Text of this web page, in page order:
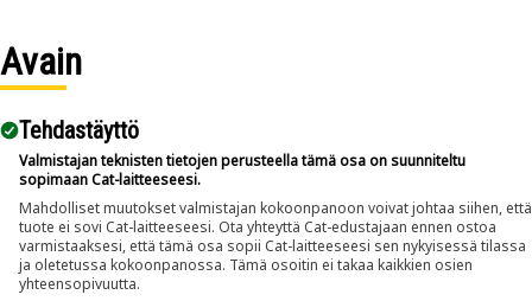
Avain
Tehdastäyttö
Valmistajan teknisten tietojen perusteella tämä osa on suunniteltu
sopimaan Cat-laitteeseesi.
Mahdolliset muutokset valmistajan kokoonpanoon voivat johtaa siihen, että
tuote ei sovi Cat-laitteeseesi. Ota yhteyttä Cat-edustajaan ennen ostoa
varmistaaksesi, että tämä osa sopii Cat-laitteeseesi sen nykyisessä tilassa
ja oletetussa kokoonpanossa. Tämä osoitin ei takaa kaikkien osien
yhteensopivuutta.